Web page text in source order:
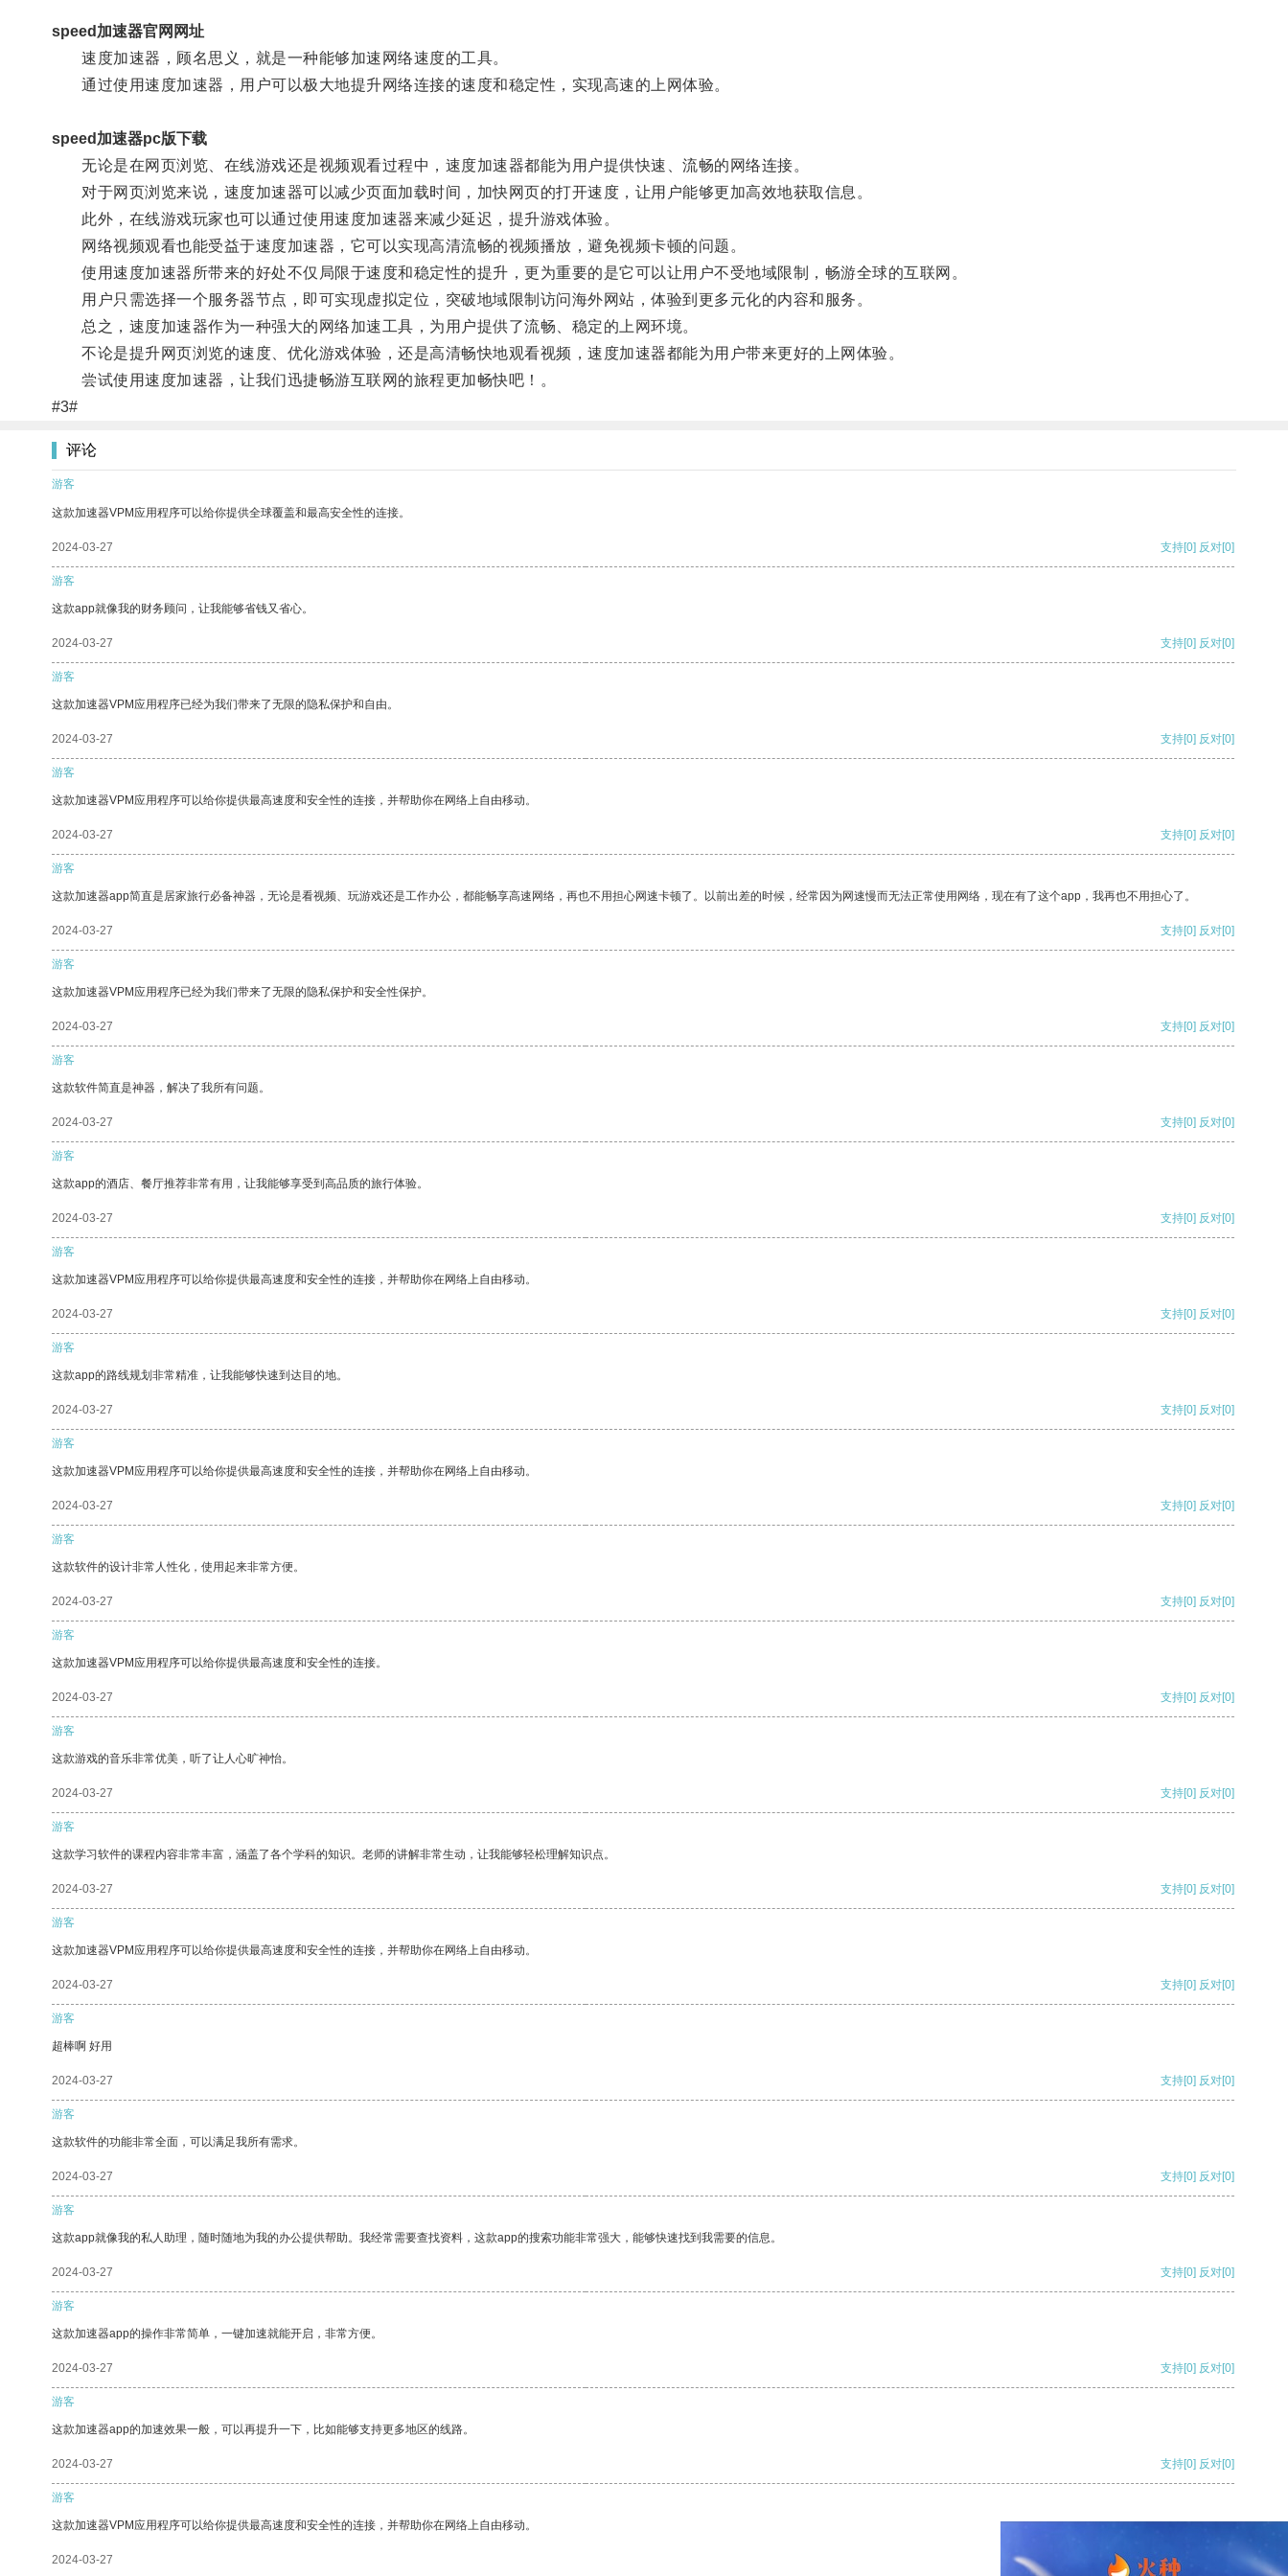
speed加速器官网网址
速度加速器，顾名思义，就是一种能够加速网络速度的工具。
通过使用速度加速器，用户可以极大地提升网络连接的速度和稳定性，实现高速的上网体验。
speed加速器pc版下载
无论是在网页浏览、在线游戏还是视频观看过程中，速度加速器都能为用户提供快速、流畅的网络连接。
对于网页浏览来说，速度加速器可以减少页面加载时间，加快网页的打开速度，让用户能够更加高效地获取信息。
此外，在线游戏玩家也可以通过使用速度加速器来减少延迟，提升游戏体验。
网络视频观看也能受益于速度加速器，它可以实现高清流畅的视频播放，避免视频卡顿的问题。
使用速度加速器所带来的好处不仅局限于速度和稳定性的提升，更为重要的是它可以让用户不受地域限制，畅游全球的互联网。
用户只需选择一个服务器节点，即可实现虚拟定位，突破地域限制访问海外网站，体验到更多元化的内容和服务。
总之，速度加速器作为一种强大的网络加速工具，为用户提供了流畅、稳定的上网环境。
不论是提升网页浏览的速度、优化游戏体验，还是高清畅快地观看视频，速度加速器都能为用户带来更好的上网体验。
尝试使用速度加速器，让我们迅捷畅游互联网的旅程更加畅快吧！。
#3#
评论
游客
这款加速器VPM应用程序可以给你提供全球覆盖和最高安全性的连接。
2024-03-27 支持[0] 反对[0]
游客
这款app就像我的财务顾问，让我能够省钱又省心。
2024-03-27 支持[0] 反对[0]
游客
这款加速器VPM应用程序已经为我们带来了无限的隐私保护和自由。
2024-03-27 支持[0] 反对[0]
游客
这款加速器VPM应用程序可以给你提供最高速度和安全性的连接，并帮助你在网络上自由移动。
2024-03-27 支持[0] 反对[0]
游客
这款加速器app简直是居家旅行必备神器，无论是看视频、玩游戏还是工作办公，都能畅享高速网络，再也不用担心网速卡顿了。以前出差的时候，经常因为网速慢而无法正常使用网络，现在有了这个app，我再也不用担心了。
2024-03-27 支持[0] 反对[0]
游客
这款加速器VPM应用程序已经为我们带来了无限的隐私保护和安全性保护。
2024-03-27 支持[0] 反对[0]
游客
这款软件简直是神器，解决了我所有问题。
2024-03-27 支持[0] 反对[0]
游客
这款app的酒店、餐厅推荐非常有用，让我能够享受到高品质的旅行体验。
2024-03-27 支持[0] 反对[0]
游客
这款加速器VPM应用程序可以给你提供最高速度和安全性的连接，并帮助你在网络上自由移动。
2024-03-27 支持[0] 反对[0]
游客
这款app的路线规划非常精准，让我能够快速到达目的地。
2024-03-27 支持[0] 反对[0]
游客
这款加速器VPM应用程序可以给你提供最高速度和安全性的连接，并帮助你在网络上自由移动。
2024-03-27 支持[0] 反对[0]
游客
这款软件的设计非常人性化，使用起来非常方便。
2024-03-27 支持[0] 反对[0]
游客
这款加速器VPM应用程序可以给你提供最高速度和安全性的连接。
2024-03-27 支持[0] 反对[0]
游客
这款游戏的音乐非常优美，听了让人心旷神怡。
2024-03-27 支持[0] 反对[0]
游客
这款学习软件的课程内容非常丰富，涵盖了各个学科的知识。老师的讲解非常生动，让我能够轻松理解知识点。
2024-03-27 支持[0] 反对[0]
游客
这款加速器VPM应用程序可以给你提供最高速度和安全性的连接，并帮助你在网络上自由移动。
2024-03-27 支持[0] 反对[0]
游客
超棒啊 好用
2024-03-27 支持[0] 反对[0]
游客
这款软件的功能非常全面，可以满足我所有需求。
2024-03-27 支持[0] 反对[0]
游客
这款app就像我的私人助理，随时随地为我的办公提供帮助。我经常需要查找资料，这款app的搜索功能非常强大，能够快速找到我需要的信息。
2024-03-27 支持[0] 反对[0]
游客
这款加速器app的操作非常简单，一键加速就能开启，非常方便。
2024-03-27 支持[0] 反对[0]
游客
这款加速器app的加速效果一般，可以再提升一下，比如能够支持更多地区的线路。
2024-03-27 支持[0] 反对[0]
游客
这款加速器VPM应用程序可以给你提供最高速度和安全性的连接，并帮助你在网络上自由移动。
2024-03-27 支持